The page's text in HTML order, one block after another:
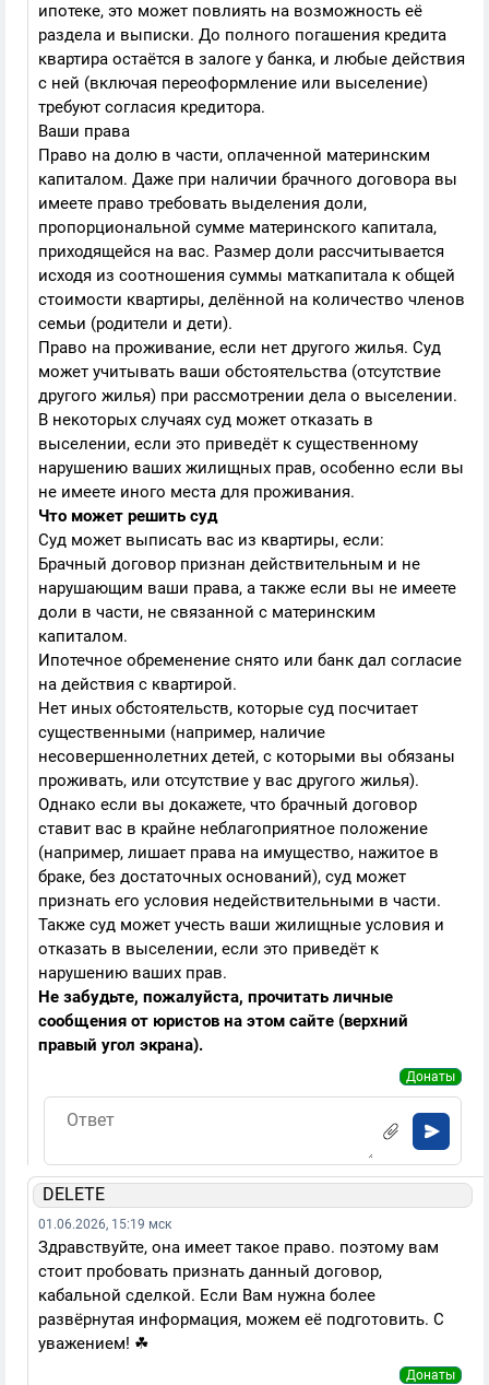
ипотеке, это может повлиять на возможность её
раздела и выписки. До полного погашения кредита
квартира остаётся в залоге у банка, и любые действия
с ней (включая переоформление или выселение)
требуют согласия кредитора.
Ваши права
Право на долю в части, оплаченной материнским
капиталом. Даже при наличии брачного договора вы
имеете право требовать выделения доли,
пропорциональной сумме материнского капитала,
приходящейся на вас. Размер доли рассчитывается
исходя из соотношения суммы маткапитала к общей
стоимости квартиры, делённой на количество членов
семьи (родители и дети).
Право на проживание, если нет другого жилья. Суд
может учитывать ваши обстоятельства (отсутствие
другого жилья) при рассмотрении дела о выселении.
В некоторых случаях суд может отказать в
выселении, если это приведёт к существенному
нарушению ваших жилищных прав, особенно если вы
не имеете иного места для проживания.
Что может решить суд
Суд может выписать вас из квартиры, если:
Брачный договор признан действительным и не
нарушающим ваши права, а также если вы не имеете
доли в части, не связанной с материнским
капиталом.
Ипотечное обременение снято или банк дал согласие
на действия с квартирой.
Нет иных обстоятельств, которые суд посчитает
существенными (например, наличие
несовершеннолетних детей, с которыми вы обязаны
проживать, или отсутствие у вас другого жилья).
Однако если вы докажете, что брачный договор
ставит вас в крайне неблагоприятное положение
(например, лишает права на имущество, нажитое в
браке, без достаточных оснований), суд может
признать его условия недействительными в части.
Также суд может учесть ваши жилищные условия и
отказать в выселении, если это приведёт к
нарушению ваших прав.
Не забудьте, пожалуйста, прочитать личные
сообщения от юристов на этом сайте (верхний
правый угол экрана).
Донаты
DELETE
01.06.2026, 15:19 мск
Здравствуйте, она имеет такое право. поэтому вам
стоит пробовать признать данный договор,
кабальной сделкой. Если Вам нужна более
развёрнутая информация, можем её подготовить. С
уважением! ☘
Донаты